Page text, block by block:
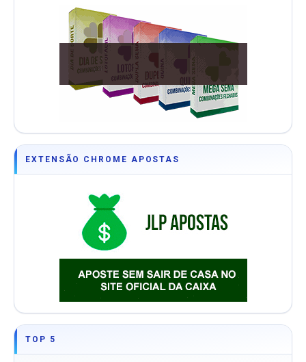
EXTENSÃO CHROME APOSTAS
TOP 5